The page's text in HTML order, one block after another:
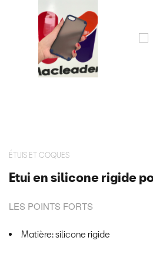
ÉTUIS ET COQUES
Etui en silicone rigide
LES POINTS FORTS
Matière: silicone rigide